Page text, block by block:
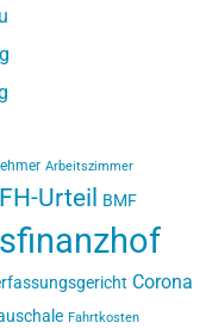
Arbeitszimmer
Urteil BMF
Corona
Fahrtkosten